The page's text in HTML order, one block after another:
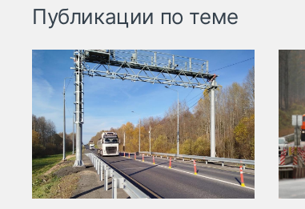
Публикации по теме